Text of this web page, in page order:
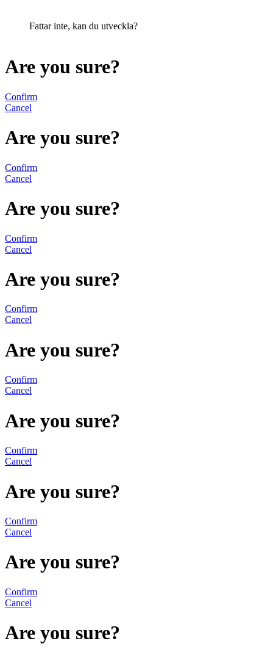
Fattar inte, kan du utveckla?
Are you sure?
Confirm
Cancel
Are you sure?
Confirm
Cancel
Are you sure?
Confirm
Cancel
Are you sure?
Confirm
Cancel
Are you sure?
Confirm
Cancel
Are you sure?
Confirm
Cancel
Are you sure?
Confirm
Cancel
Are you sure?
Confirm
Cancel
Are you sure?